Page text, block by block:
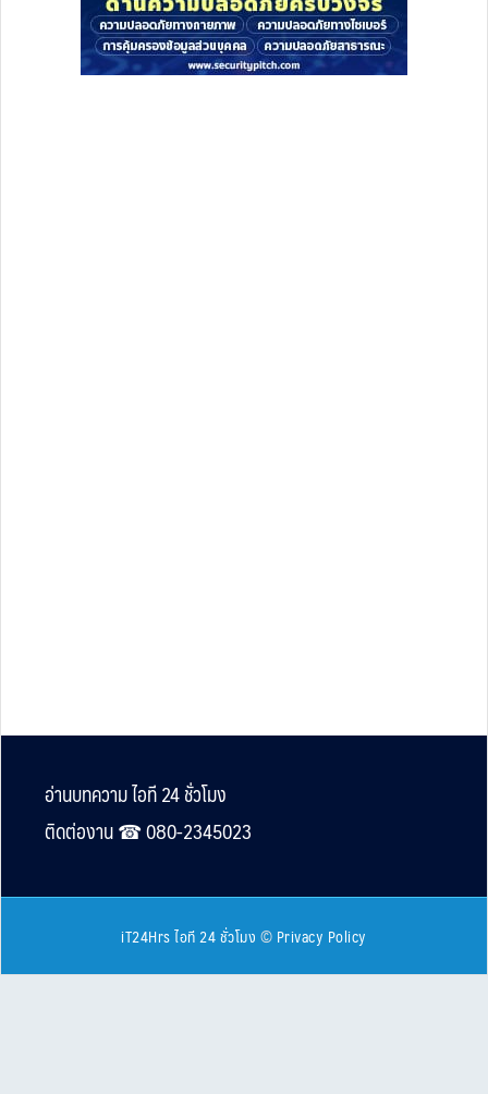
Footer
อ่านบทความ ไอที 24 ชั่วโมง
ติดต่องาน ☎︎ 080-2345023
iT24Hrs ไอที 24 ชั่วโมง © Privacy Policy